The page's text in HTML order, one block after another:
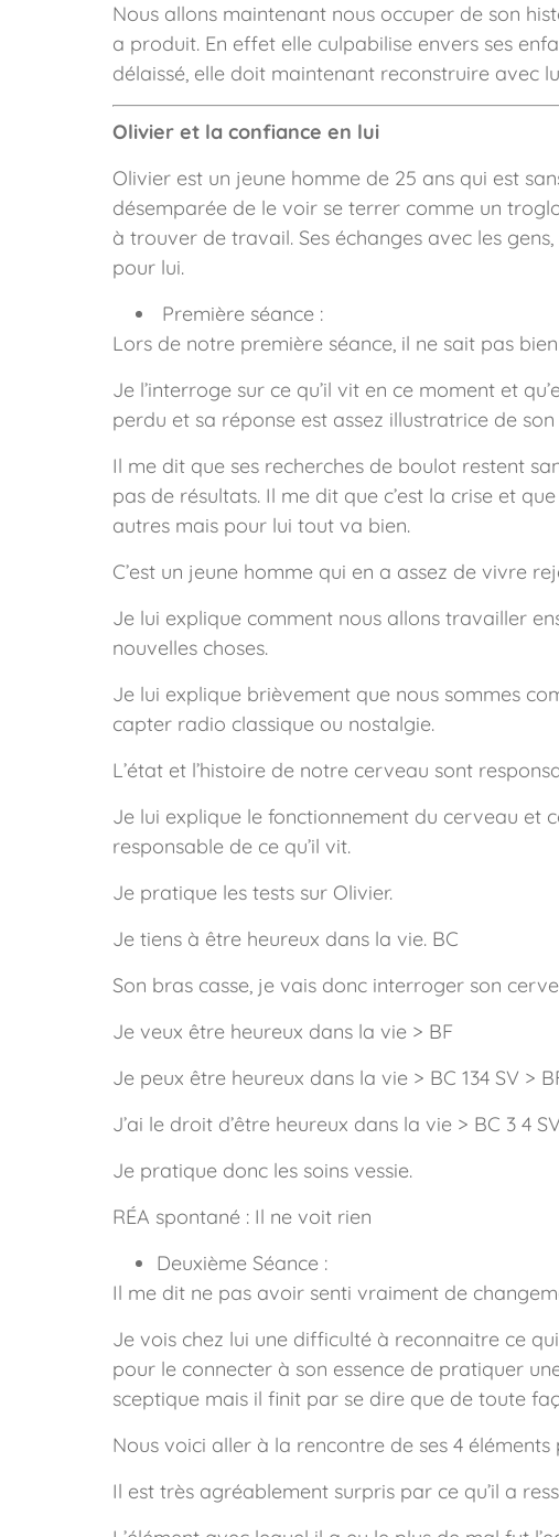
Nous allons maintenant nous occuper de son
a produit. En effet elle culpabilise envers ses
délaissé, elle doit maintenant reconstruire avec
Olivier et la confiance en lui
Olivier est un jeune homme de 25 ans qui est
désemparée de le voir se terrer comme un
à trouver de travail. Ses échanges avec les
pour lui.
Première séance :
Lors de notre première séance, il ne sait pas
Je l’interroge sur ce qu’il vit en ce moment et
perdu et sa réponse est assez illustratrice de
Il me dit que ses recherches de boulot restent
pas de résultats. Il me dit que c’est la crise et
autres mais pour lui tout va bien.
C’est un jeune homme qui en a assez de vivre
Je lui explique comment nous allons travailler
nouvelles choses.
Je lui explique brièvement que nous sommes
capter radio classique ou nostalgie.
L’état et l’histoire de notre cerveau sont
Je lui explique le fonctionnement du cerveau et
responsable de ce qu’il vit.
Je pratique les tests sur Olivier.
Je tiens à être heureux dans la vie. BC
Son bras casse, je vais donc interroger son
Je veux être heureux dans la vie > BF
Je peux être heureux dans la vie > BC 134 SV >
J’ai le droit d’être heureux dans la vie > BC 3 4
Je pratique donc les soins vessie.
RÉA spontané : Il ne voit rien
Deuxième Séance :
Il me dit ne pas avoir senti vraiment de
Je vois chez lui une difficulté à reconnaitre ce
pour le connecter à son essence de pratiquer
sceptique mais il finit par se dire que de toute
Nous voici aller à la rencontre de ses 4
Il est très agréablement surpris par ce qu’il a